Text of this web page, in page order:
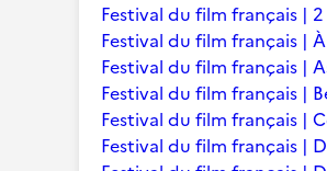
Festival du film français |
Festival du film français |
Festival du film français |
Festival du film français |
Festival du film français |
Festival du film français |